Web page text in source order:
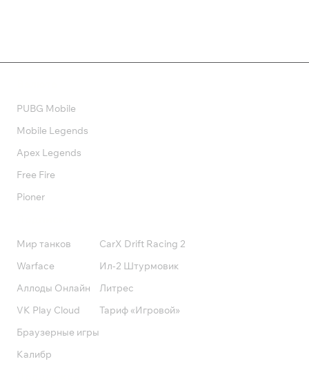
PUBG Mobile
Mobile Legends
Apex Legends
Free Fire
Pioner
Мир танков
Warface
Аллоды Онлайн
VK Play Cloud
Браузерные игры
Калибр
CarX Drift Racing 2
Ил-2 Штурмовик
Литрес
Тариф «Игровой»